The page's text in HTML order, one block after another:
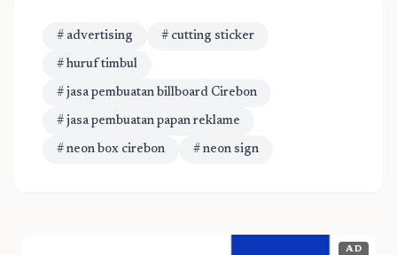
# advertising # cutting sticker
# huruf timbul
# jasa pembuatan billboard Cirebon
# jasa pembuatan papan reklame
# neon box cirebon # neon sign
AD